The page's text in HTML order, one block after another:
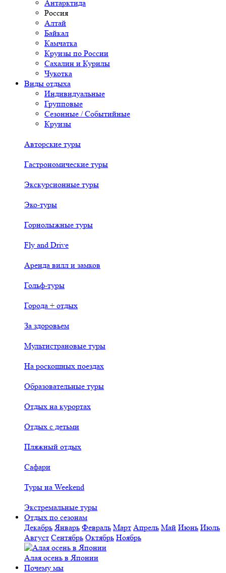
Антарктида
Россия
Алтай
Байкал
Камчатка
Круизы по России
Сахалин и Курилы
Чукотка
Виды отдыха
Индивидуальные
Групповые
Сезонные / Событийные
Круизы
Авторские туры
Гастрономические туры
Экскурсионные туры
Эко-туры
Горнолыжные туры
Fly and Drive
Аренда вилл и замков
Гольф-туры
Города + отдых
За здоровьем
Мультистрановые туры
На роскошных поездах
Образовательные туры
Отдых на курортах
Отдых с детьми
Пляжный отдых
Сафари
Туры на Weekend
Экстремальные туры
Отдых по сезонам
Декабрь Январь Февраль Март Апрель Май Июнь Июль
Август Сентябрь Октябрь Ноябрь
Алая осень в Японии
Почему мы